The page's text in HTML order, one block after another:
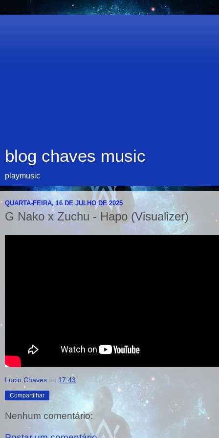
blog chaves music
playmusic
QUARTA-FEIRA, 16 DE JULHO DE 2025
G Nako x Zuchu - Hapo (Visualizer)
Lucio Chaves às 17:43
Compartilhar
Nenhum comentário: